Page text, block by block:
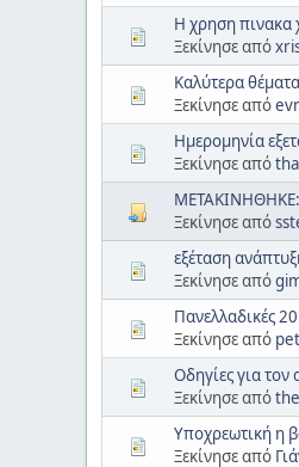
Η χρηση πινακα
Ξεκίνησε από
Καλύτερα
Ξεκίνησε από
Ημερομηνία
Ξεκίνησε από
ΜΕΤΑΚΙΝΗΘΗΚΕ:
Ξεκίνησε από
εξέταση
Ξεκίνησε από
Πανελλαδικές
Ξεκίνησε από
Οδηγίες για τον
Ξεκίνησε από
Υποχρεωτική η
Ξεκίνησε από